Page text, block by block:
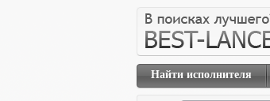
Найти исполнителя